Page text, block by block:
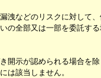
洩などのリスクに対して
の全部又は一部を委託す
開示が認められる場合を
は該当しません。